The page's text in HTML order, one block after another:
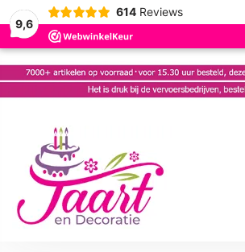
9,6
614 Reviews